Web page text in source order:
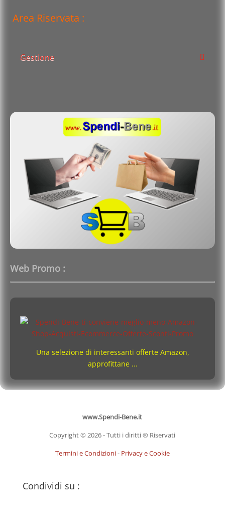
Area Riservata :
Gestione
Web Promo :
Una selezione di interessanti offerte Amazon,
approfittane ...
www.Spendi-Bene.it
Copyright © 2026 - Tutti i diritti ® Riservati
Termini e Condizioni- Privacy e Cookie
Condividi su :